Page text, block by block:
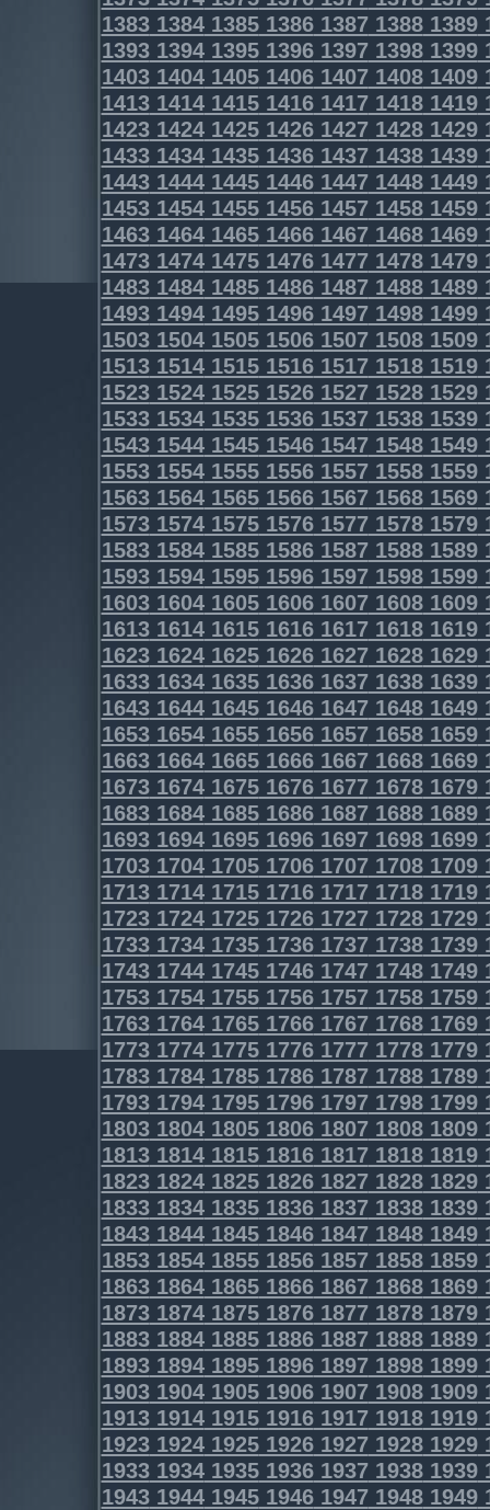
1383138413851386138713881389
1393139413951396139713981399
1403140414051406140714081409
1413141414151416141714181419
1423142414251426142714281429
1433143414351436143714381439
1443144414451446144714481449
1453145414551456145714581459
1463146414651466146714681469
1473147414751476147714781479
1483148414851486148714881489
1493149414951496149714981499
1503150415051506150715081509
1513151415151516151715181519
1523152415251526152715281529
1533153415351536153715381539
1543154415451546154715481549
1553155415551556155715581559
1563156415651566156715681569
1573157415751576157715781579
1583158415851586158715881589
1593159415951596159715981599
1603160416051606160716081609
1613161416151616161716181619
1623162416251626162716281629
1633163416351636163716381639
1643164416451646164716481649
1653165416551656165716581659
1663166416651666166716681669
1673167416751676167716781679
1683168416851686168716881689
1693169416951696169716981699
1703170417051706170717081709
1713171417151716171717181719
1723172417251726172717281729
1733173417351736173717381739
1743174417451746174717481749
1753175417551756175717581759
1763176417651766176717681769
1773177417751776177717781779
1783178417851786178717881789
1793179417951796179717981799
1803180418051806180718081809
1813181418151816181718181819
1823182418251826182718281829
1833183418351836183718381839
1843184418451846184718481849
1853185418551856185718581859
1863186418651866186718681869
1873187418751876187718781879
1883188418851886188718881889
1893189418951896189718981899
1903190419051906190719081909
1913191419151916191719181919
1923192419251926192719281929
1933193419351936193719381939
1943194419451946194719481949